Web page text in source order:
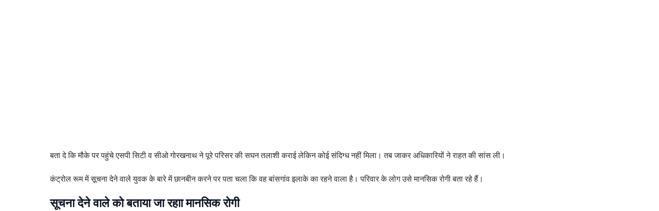
बता दे कि मौके पर पहुंचे एसपी सिटी व सीओ गोरखनाथ ने पूरे परिसर की सघन तलाशी कराई लेकिन कोई संदिग्‍ध नहीं मिला। तब जाकर अधिकारियों ने राहत की सांस ली।
कंट्रोल रूम में सूचना देने वाले युवक के बारे में छानबीन करने पर पता चला कि वह बांसगांव इलाके का रहने वाला है। परिवार के लोग उसे मानसिक रोगी बता रहे हैं।
सूचनादेने वाले को बताया जा रहाा मानसिक रोगी